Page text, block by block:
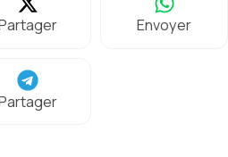
Envoyer